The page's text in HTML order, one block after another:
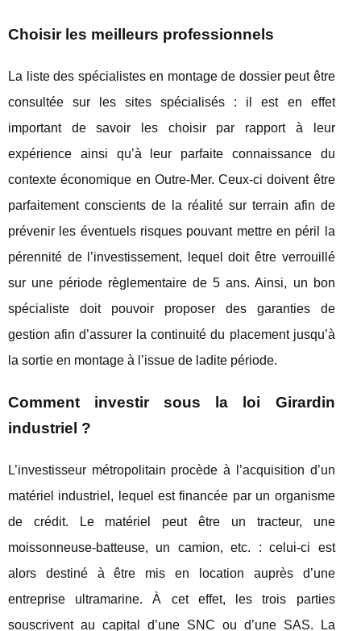
Choisir les meilleurs professionnels
La liste des spécialistes en montage de dossier peut être
consultée sur les sites spécialisés : il est en effet
important de savoir les choisir par rapport à leur
expérience ainsi qu’à leur parfaite connaissance du
contexte économique en Outre-Mer. Ceux-ci doivent être
parfaitement conscients de la réalité sur terrain afin de
prévenir les éventuels risques pouvant mettre en péril la
pérennité de l’investissement, lequel doit être verrouillé
sur une période règlementaire de 5 ans. Ainsi, un bon
spécialiste doit pouvoir proposer des garanties de
gestion afin d’assurer la continuité du placement jusqu’à
la sortie en montage à l’issue de ladite période.
Comment investir sous la loi Girardin
industriel ?
L’investisseur métropolitain procède à l’acquisition d’un
matériel industriel, lequel est financée par un organisme
de crédit. Le matériel peut être un tracteur, une
moissonneuse-batteuse, un camion, etc. : celui-ci est
alors destiné à être mis en location auprès d’une
entreprise ultramarine. À cet effet, les trois parties
souscrivent au capital d’une SNC ou d’une SAS. La